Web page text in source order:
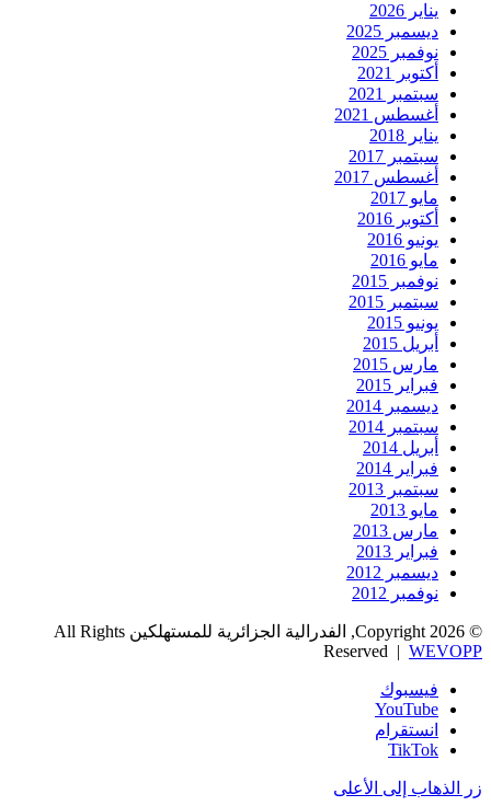
يناير 2026
ديسمبر 2025
نوفمبر 2025
أكتوبر 2021
سبتمبر 2021
أغسطس 2021
يناير 2018
سبتمبر 2017
أغسطس 2017
مايو 2017
أكتوبر 2016
يونيو 2016
مايو 2016
نوفمبر 2015
سبتمبر 2015
يونيو 2015
أبريل 2015
مارس 2015
فبراير 2015
ديسمبر 2014
سبتمبر 2014
أبريل 2014
فبراير 2014
سبتمبر 2013
مايو 2013
مارس 2013
فبراير 2013
ديسمبر 2012
نوفمبر 2012
© Copyright 2026, الفدرالية الجزائرية للمستهلكين All Rights
Reserved | WEVOPP
فيسبوك
‫YouTube
انستقرام
‫TikTok
زر الذهاب إلى الأعلى